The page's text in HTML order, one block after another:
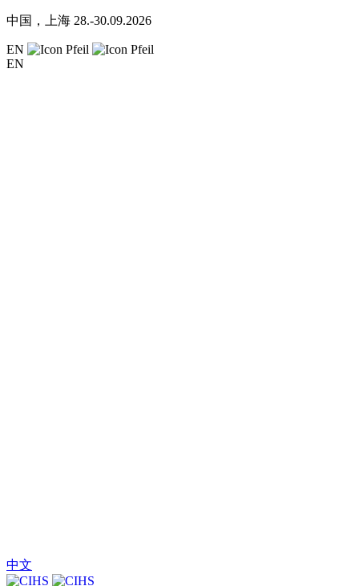
中国，上海 28.-30.09.2026
EN
EN
中文